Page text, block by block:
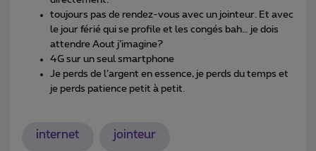
toujours pas de rendez-vous avec un jointeur. Et avec
le jour férié qui se profile et les congés bah… je dois
attendre Aout j’imagine?
4G sur un seul smartphone
Je perds de l’argent en essence, je perds du temps et
je perds patience petit à petit.
internet jointeur